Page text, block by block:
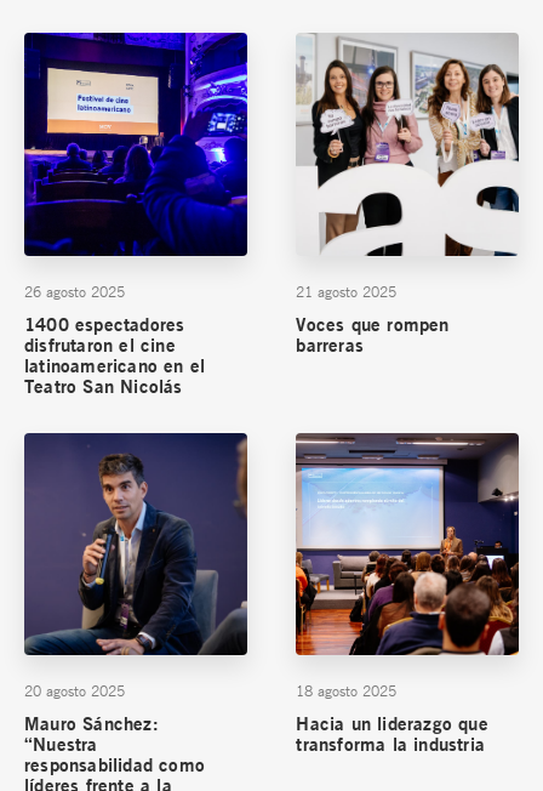
26 agosto 2025
1400 espectadores
disfrutaron el cine
latinoamericano en el
Teatro San Nicolás
21 agosto 2025
Voces que rompen
barreras
20 agosto 2025
Mauro Sánchez:
“Nuestra
responsabilidad como
líderes frente a la
18 agosto 2025
Hacia un liderazgo que
transforma la industria